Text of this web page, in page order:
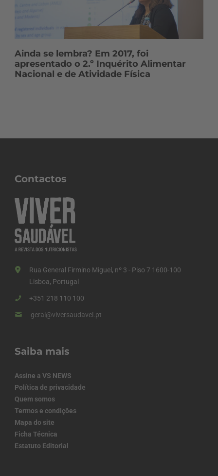
Ainda se lembra? Em 2017, foi
apresentado o 2.º Inquérito Alimentar
Nacional e de Atividade Física
Contactos
Rua General Firmino Miguel, nº 3 - Piso 7 1600-100
Lisboa, Portugal
+351 218 110 100
geral@viversaudavel.pt
Saiba mais
Assine a VS NEWS
Política de privacidade
Quem somos
Termos e condições
Mapa do site
Ficha Técnica
Estatuto Editorial